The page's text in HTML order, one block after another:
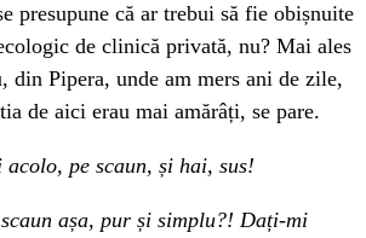
presupune că ar trebui să fie obișnuite
de clinică privată, nu? Mai ales
din Pipera, unde am mers ani de zile,
de aici erau mai amărâți, se pare.
pe scaun, și hai, sus!
așa, pur și simplu?! Dați-mi